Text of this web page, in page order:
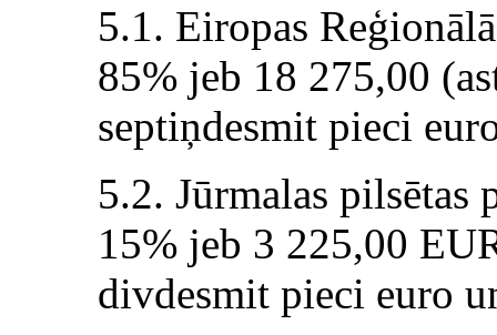
5.1. Eiropas
85% jeb 18 275,00
septiņdesmit pieci
5.2. Jūrmalas pilsētas
15% jeb 3 225,00
divdesmit pieci euro